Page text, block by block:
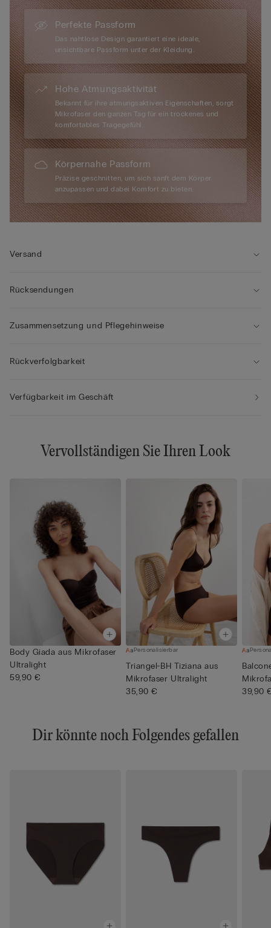
Perfekte Passform
Das nahtlose Design garantiert eine ideale,
unsichtbare Passform unter der Kleidung.
Hohe Atmungsaktivität
Bekannt für ihre atmungsaktiven Eigenschaften, sorgt
Mikrofaser den ganzen Tag für ein trockenes und
komfortables Tragegefühl.
Körpernahe Passform
Präzise geschnitten, um sich sanft dem Körper
anzupassen und dabei Komfort zu bieten.
Versand
Rücksendungen
Zusammensetzung und Pflegehinweise
Rückverfolgbarkeit
Verfügbarkeit im Geschäft
Vervollständigen Sie Ihren Look
Body Giada aus Mikrofaser
Ultralight
59,90 €
Personalisierbar
Triangel-BH Tiziana aus
Mikrofaser Ultralight
35,90 €
39,90
Dir könnte noch Folgendes gefallen